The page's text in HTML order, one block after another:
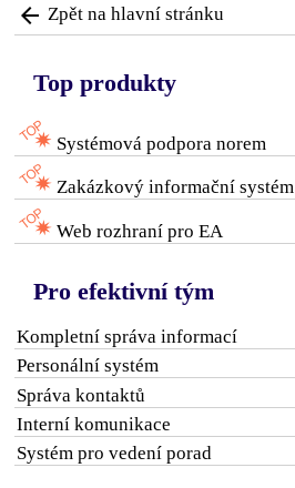
 Zpět na hlavní stránku
Top produkty
Systémová podpora norem
Zakázkový informační systém
Web rozhraní pro EA
Pro efektivní tým
Kompletní správa informací
Personální systém
Správa kontaktů
Interní komunikace
Systém pro vedení porad